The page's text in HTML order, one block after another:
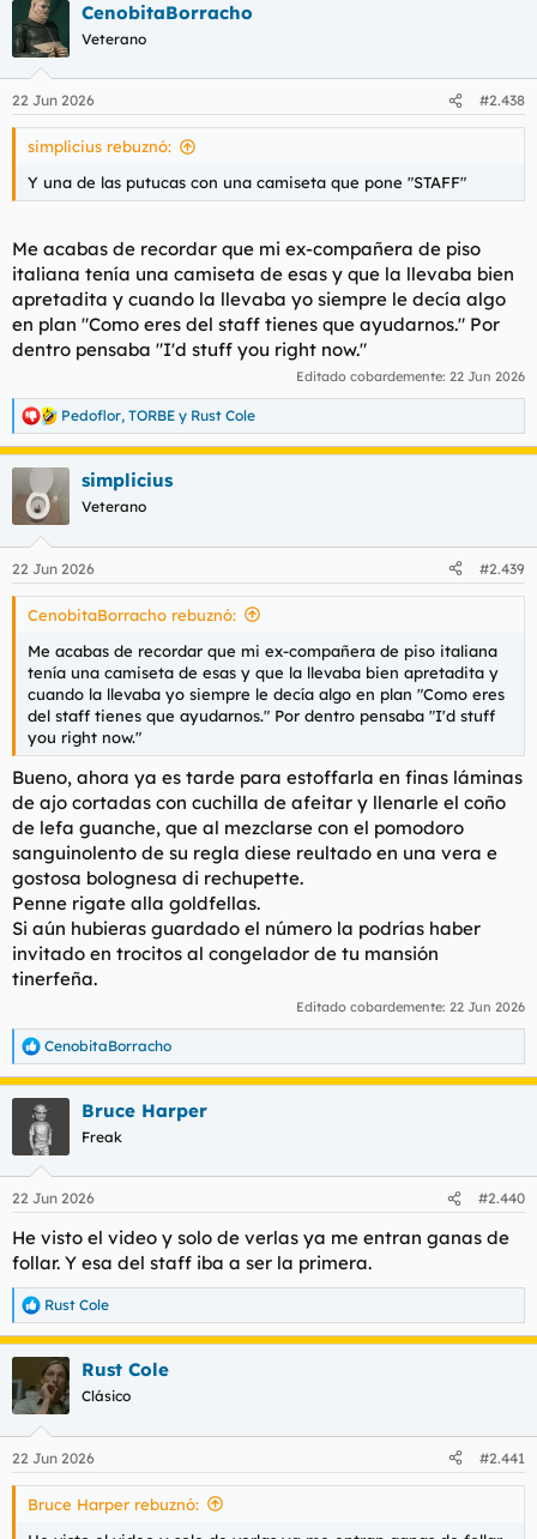
c
i
e
s
CenobitaBorracho
Veterano
22 Jun 2026 #2.438
simplicius rebuznó:
Y una de las putucas con una camiseta que pone "STAFF"
Me acabas de recordar que mi ex-compañera de piso
italiana tenía una camiseta de esas y que la llevaba bien
apretadita y cuando la llevaba yo siempre le decía algo
en plan "Como eres del staff tienes que ayudarnos." Por
dentro pensaba "I'd stuff you right now."
Editado cobardemente: 22 Jun 2026
R
e
a
c
e
s
Pedoflor, TORBE y Rust Cole
simplicius
Veterano
22 Jun 2026 #2.439
CenobitaBorracho rebuznó:
Me acabas de recordar que mi ex-compañera de piso italiana
tenía una camiseta de esas y que la llevaba bien apretadita y
cuando la llevaba yo siempre le decía algo en plan "Como eres
del staff tienes que ayudarnos." Por dentro pensaba "I'd stuff
you right now."
Bueno, ahora ya es tarde para estoffarla en finas láminas
de ajo cortadas con cuchilla de afeitar y llenarle el coño
de lefa guanche, que al mezclarse con el pomodoro
sanguinolento de su regla diese reultado en una vera e
gostosa bolognesa di rechupette.
Penne rigate alla goldfellas.
Si aún hubieras guardado el número la podrías haber
invitado en trocitos al congelador de tu mansión
tinerfeña.
Editado cobardemente: 22 Jun 2026
R
e
a
e
:
CenobitaBorracho
Bruce Harper
Freak
22 Jun 2026 #2.440
He visto el video y solo de verlas ya me entran ganas de
follar. Y esa del staff iba a ser la primera.
R
e
a
c
i
e
s
Rust Cole
Rust Cole
Clásico
22 Jun 2026 #2.441
Bruce Harper rebuznó: